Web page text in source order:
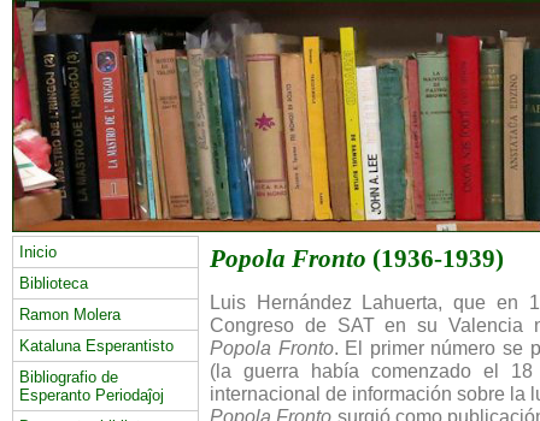
Inicio
Biblioteca
Ramon Molera
Kataluna Esperantisto
Bibliografio de
Esperanto Periodaĵoj
Popola Fronto (1936-1939)
Luis Hernández Lahuerta, que en
Congreso de SAT en su Valencia
Popola Fronto. El primer número se
(la guerra había comenzado el
internacional de información sobre la
Popola Fronto surgió como